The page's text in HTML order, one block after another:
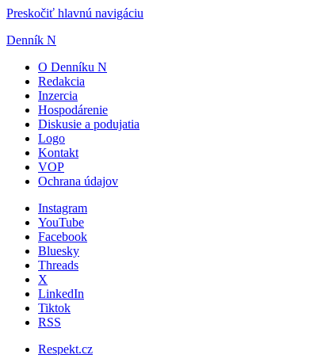
Preskočiť hlavnú navigáciu
Denník N
O Denníku N
Redakcia
Inzercia
Hospodárenie
Diskusie a podujatia
Logo
Kontakt
VOP
Ochrana údajov
Instagram
YouTube
Facebook
Bluesky
Threads
X
LinkedIn
Tiktok
RSS
Respekt.cz